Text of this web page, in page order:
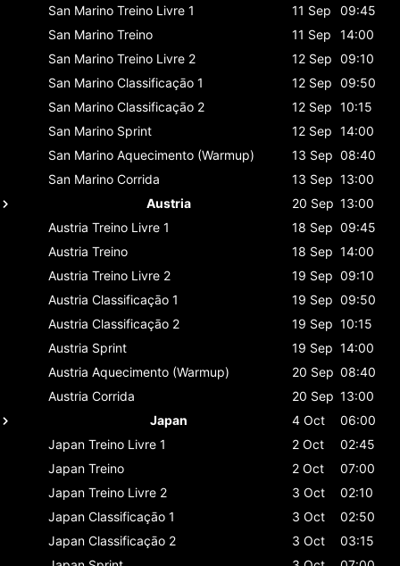
San Marino Treino Livre 1 11 Sep
09:45
San Marino Treino 11 Sep
14:00
San Marino Treino Livre 2 12 Sep 09:10
San Marino Classificaçāo 1 12 Sep 09:50
San Marino Classificaçāo 2 12 Sep 10:15
San Marino Sprint 12 Sep 14:00
San Marino Aquecimento (Warmup) 13 Sep 08:40
San Marino Corrida 13 Sep 13:00
Austria
20 Sep 13:00
Austria Treino Livre 1 18 Sep 09:45
Austria Treino 18 Sep 14:00
Austria Treino Livre 2 19 Sep 09:10
Austria Classificaçāo 1 19 Sep 09:50
Austria Classificaçāo 2 19 Sep 10:15
Austria Sprint 19 Sep 14:00
Austria Aquecimento (Warmup) 20 Sep 08:40
Austria Corrida 20 Sep 13:00
Japan
4 Oct
06:00
Japan Treino Livre 1 2 Oct
02:45
Japan Treino 2 Oct
07:00
Japan Treino Livre 2 3 Oct
02:10
Japan Classificaçāo 1 3 Oct
02:50
Japan Classificaçāo 2 3 Oct
03:15